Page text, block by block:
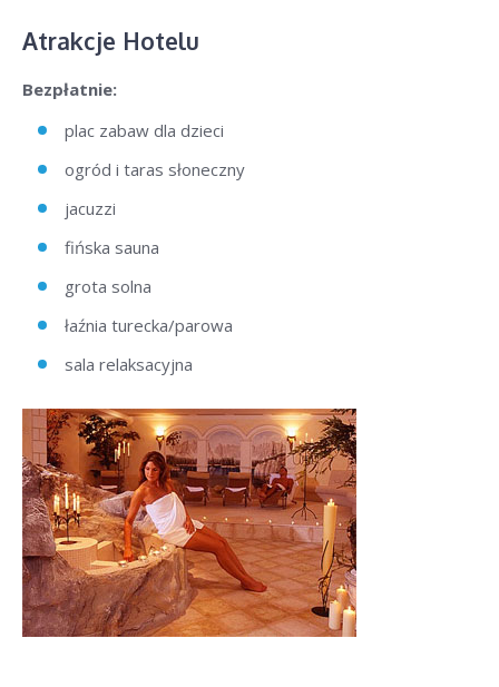
Atrakcje Hotelu
Bezpłatnie:
plac zabaw dla dzieci
ogród i taras słoneczny
jacuzzi
fińska sauna
grota solna
łaźnia turecka/parowa
sala relaksacyjna